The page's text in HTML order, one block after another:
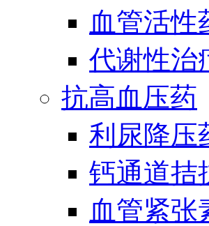
血管活性
代谢性治
抗高血压药
利尿降压
钙通道拮
血管紧张